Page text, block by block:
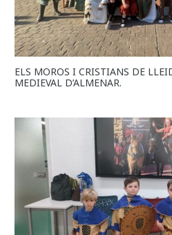
ELS MOROS I CRISTIANS DE
MEDIEVAL D’ALMENAR.